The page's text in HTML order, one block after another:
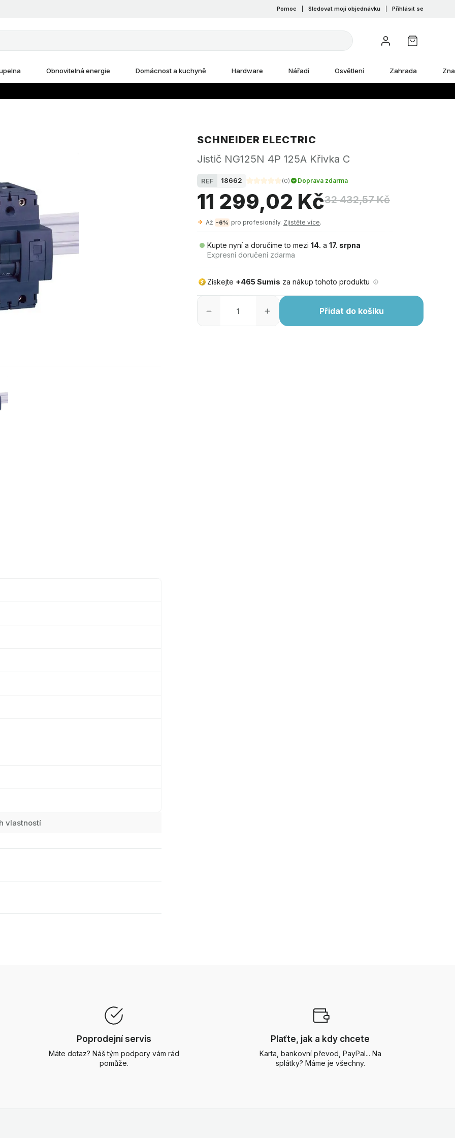
Pomoc Sledovat moji objednávku Přihlásit se
Obnovitelná energie Domácnost a kuchyně Hardware Nářadí Osvětlení Zahrada
SCHNEIDER ELECTRIC
Jistič NG125N 4P 125A Křivka C
REF 18662 (0) Doprava zdarma
11 299,02 Kč32 432,57 Kč
Až -6% pro profesionály. Zjistěte více.
Kupte nyní a doručíme to mezi 14. a 17. srpna
Expresní doručení zdarma
Získejte +465 Sumis za nákup tohoto produktu
Přidat do košíku
vlastností
Poprodejní servis
Máte dotaz? Náš tým podpory vám rád
pomůže.
Plaťte, jak a kdy chcete
Karta, bankovní převod, PayPal... Na
splátky? Máme je všechny.